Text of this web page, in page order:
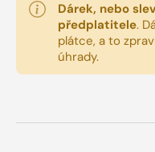
Dárek, nebo
předplatitele.
plátce, a to
úhrady.